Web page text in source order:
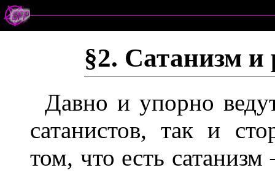
§2. Сатанизм и
Давно и упорно
сатанистов, так и
том, что есть